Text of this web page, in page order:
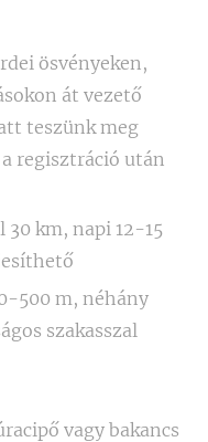
ösvényeken,
át vezető
teszünk meg
regisztráció után
30 km, napi 12-15
500 m, néhány
szakasszal
vagy bakancs